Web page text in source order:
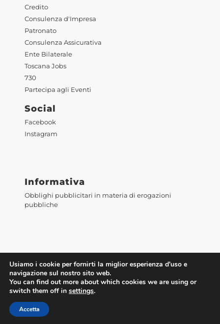
Credito
Consulenza d'Impresa
Patronato
Consulenza Assicurativa
Ente Bilaterale
Toscana Jobs
730
Partecipa agli Eventi
Social
Facebook
Instagram
Informativa
Obblighi pubblicitari in materia di erogazioni
pubbliche
Usiamo i cookie per fornirti la miglior esperienza d'uso e
navigazione sul nostro sito web.
You can find out more about which cookies we are using or
switch them off in settings.
Accetta